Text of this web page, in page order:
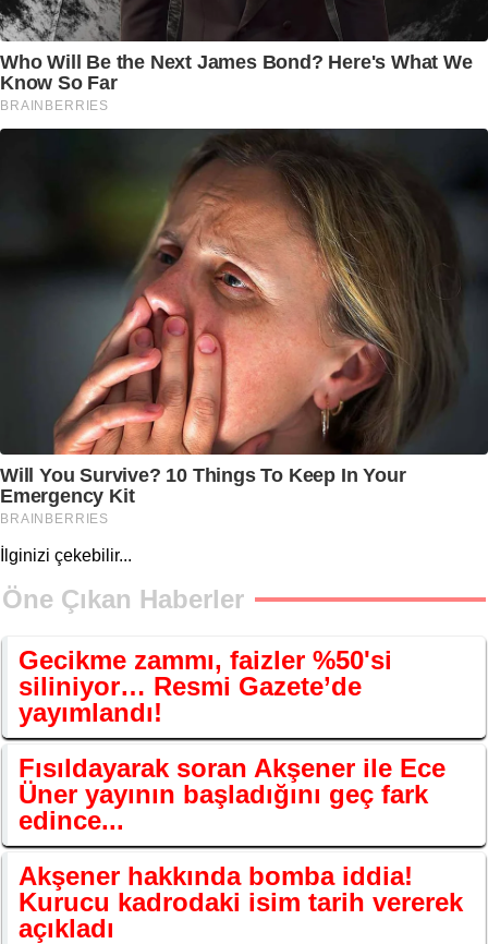
İlginizi çekebilir...
Öne Çıkan Haberler
Gecikme zammı, faizler %50'si
siliniyor… Resmi Gazete’de
yayımlandı!
Fısıldayarak soran Akşener ile Ece
Üner yayının başladığını geç fark
edince...
Akşener hakkında bomba iddia!
Kurucu kadrodaki isim tarih vererek
açıkladı